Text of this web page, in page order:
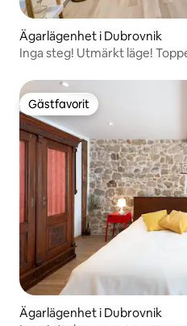
Ägarlägenhet i Dubrovnik
Inga steg! Utmärkt läge!
Gästfavorit
Gästfavorit
Ägarlägenhet i Dubrovnik